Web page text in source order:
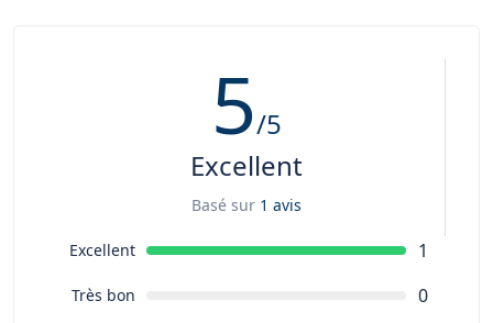
5/5
Excellent
Basé sur 1 avis
Excellent 1
Très bon 0